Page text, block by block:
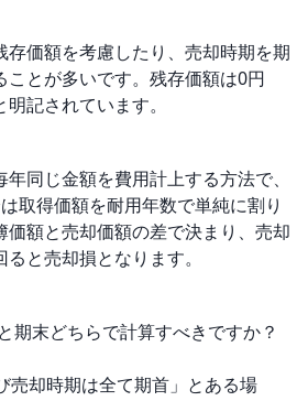
存価額を考慮したり、売却時期を期
ことが多いです。残存価額は0円
記されています。
同じ金額を費用計上する方法で、
取得価額を耐用年数で単純に割り
価額と売却価額の差で決まり、売却
と売却損となります。
期末どちらで計算すべきですか？
売却時期は全て期首」とある場